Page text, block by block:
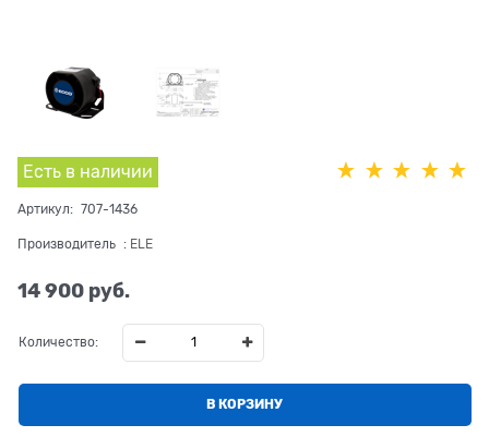
Есть в наличии
Артикул: 707-1436
Производитель : ELE
14 900 руб.
Количество:
В КОРЗИНУ